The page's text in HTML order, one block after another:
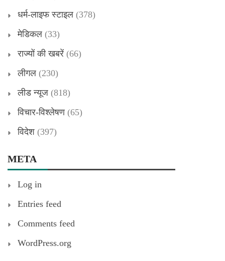
धर्म-लाइफ स्टाइल (378)
मेडिकल (33)
राज्यों की खबरें (66)
लीगल (230)
लीड न्यूज (818)
विचार-विश्लेषण(65)
विदेश (397)
META
Log in
Entries feed
Comments feed
WordPress.org